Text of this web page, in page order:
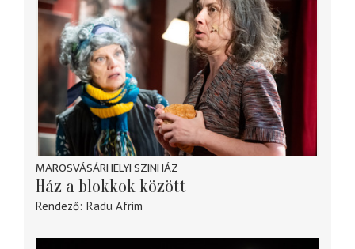
MAROSVÁSÁRHELYI SZINHÁZ
Ház a blokkok között
Rendező Radu Afrim